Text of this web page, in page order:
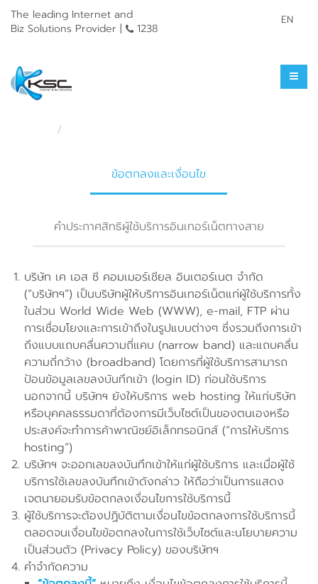
The leading Internet and
Biz Solutions Provider |
1238
EN
ข้อตกลงและเงื่อนไข
ข้อตกลงและเงื่อนไข
คำประกาศสิทธิผู้ใช้บริการอินเทอร์เน็ตทางสาย
บริษัท เค เอส ซี คอมเมอร์เชียล อินเตอร์เนต จำกัด
(“บริษัทฯ”) เป็นบริษัทผู้ให้บริการอินเทอร์เน็ตแก่ผู้ใช้บริการทั้ง
ในส่วน World Wide Web (WWW), e-mail, FTP ผ่าน
การเชื่อมโยงและการเข้าถึงในรูปแบบต่างๆ ซึ่งรวมถึงการเข้า
ถึงแบบแถบคลื่นความถี่แคบ (narrow band) และแถบคลื่น
ความถี่กว้าง (broadband) โดยการที่ผู้ใช้บริการสามารถ
ป้อนข้อมูลเลขลงบันทึกเข้า (login ID) ก่อนใช้บริการ
นอกจากนี้ บริษัทฯ ยังให้บริการ web hosting ให้แก่บริษัท
หรือบุคคลธรรมดาที่ต้องการมีเว็บไซต์เป็นของตนเองหรือ
ประสงค์จะทำการค้าพาณิชย์อิเล็กทรอนิกส์ (“การให้บริการ
hosting”)
บริษัทฯ จะออกเลขลงบันทึกเข้าให้แก่ผู้ใช้บริการ และเมื่อผู้ใช้
บริการใช้เลขลงบันทึกเข้าดังกล่าว ให้ถือว่าเป็นการแสดง
เจตนายอมรับข้อตกลงเงื่อนไขการใช้บริการนี้
ผู้ใช้บริการจะต้องปฏิบัติตามเงื่อนไขข้อตกลงการใช้บริการนี้
ตลอดจนเงื่อนไขข้อตกลงในการใช้เว็บไซต์และนโยบายความ
เป็นส่วนตัว (Privacy Policy) ของบริษัทฯ
คำจำกัดความ